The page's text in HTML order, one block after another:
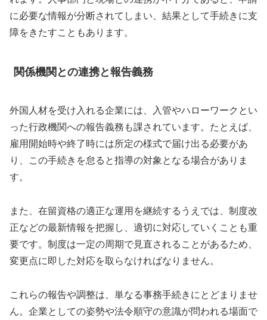
に必要な情報が分断されてしまい、結果として手続きに支
障をきたすこともあります。
関係機関との連携と報告義務
外国人材を受け入れる企業には、入管やハローワークとい
った行政機関への報告義務も課されています。たとえば、
雇用開始時や終了時には所定の様式で届け出る必要があ
り、この手続きを怠ると指導の対象となる場合がありま
す。
また、在留資格の適正な運用を継続するうえでは、制度改
正などの最新情報を把握し、適切に対応していくことも重
要です。制度は一定の周期で見直されることがあるため、
変更点に即した対応を取らなければなりません。
これらの報告や調整は、単なる事務手続きにとどまりませ
ん。企業としての姿勢や法令順守の意識が問われる場面で